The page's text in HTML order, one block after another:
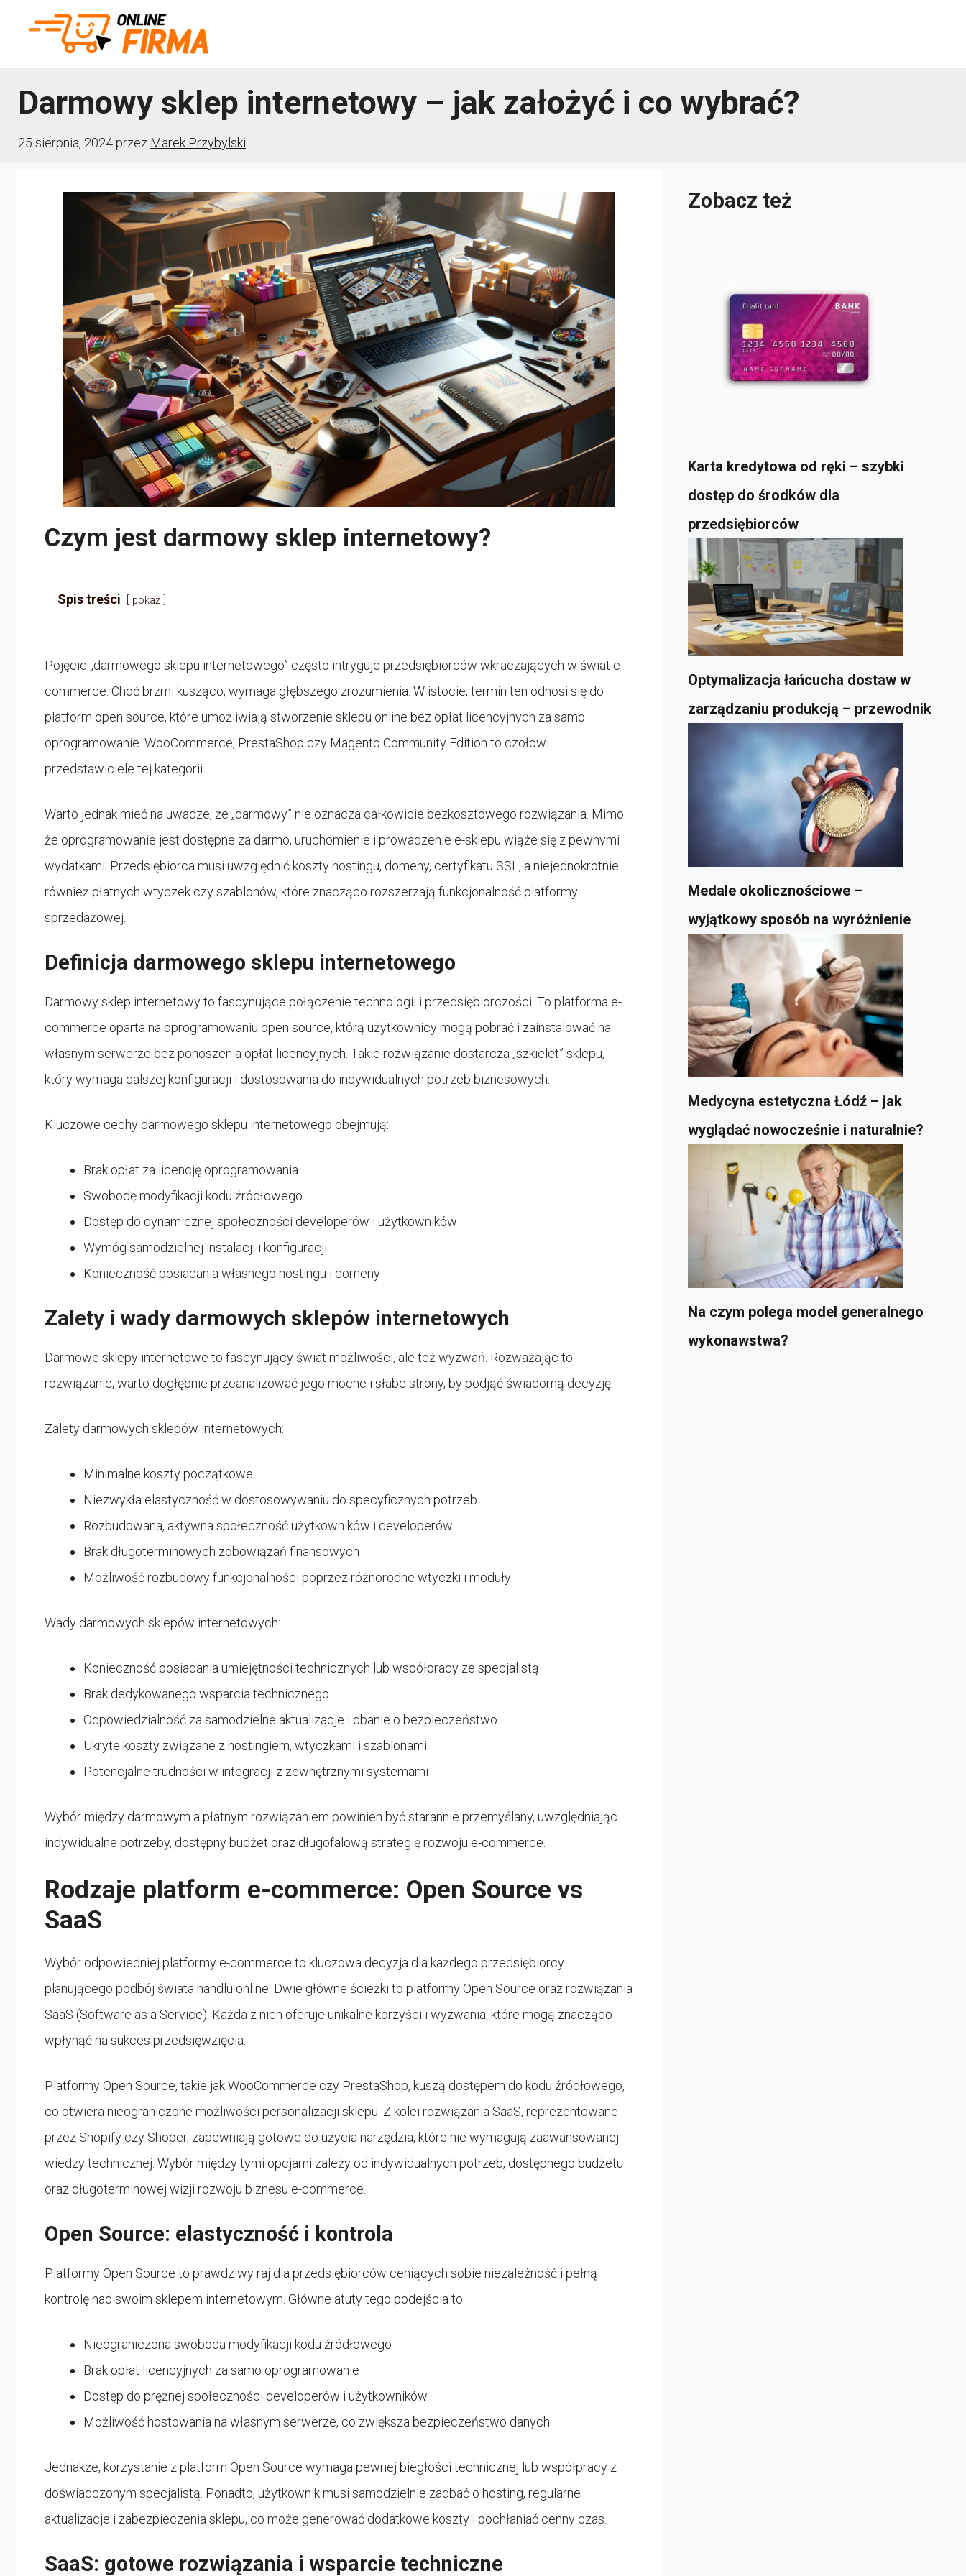
Darmowy sklep internetowy – jak założyć i co wybrać?
25 sierpnia, 2024przez Marek Przybylski
Czym jest darmowy sklep internetowy?
Spis treści pokaż
Pojęcie „darmowego sklepu internetowego” często intryguje przedsiębiorców wkraczających w świat e-
commerce. Choć brzmi kusząco, wymaga głębszego zrozumienia. W istocie, termin ten odnosi się do
platform open source, które umożliwiają stworzenie sklepu online bez opłat licencyjnych za samo
oprogramowanie. WooCommerce, PrestaShop czy Magento Community Edition to czołowi
przedstawiciele tej kategorii.
Warto jednak mieć na uwadze, że „darmowy” nie oznacza całkowicie bezkosztowego rozwiązania. Mimo
że oprogramowanie jest dostępne za darmo, uruchomienie i prowadzenie e-sklepu wiąże się z pewnymi
wydatkami. Przedsiębiorca musi uwzględnić koszty hostingu, domeny, certyfikatu SSL, a niejednokrotnie
również płatnych wtyczek czy szablonów, które znacząco rozszerzają funkcjonalność platformy
sprzedażowej.
Definicja darmowego sklepu internetowego
Darmowy sklep internetowy to fascynujące połączenie technologii i przedsiębiorczości. To platforma e-
commerce oparta na oprogramowaniu open source, którą użytkownicy mogą pobrać i zainstalować na
własnym serwerze bez ponoszenia opłat licencyjnych. Takie rozwiązanie dostarcza „szkielet” sklepu,
który wymaga dalszej konfiguracji i dostosowania do indywidualnych potrzeb biznesowych.
Kluczowe cechy darmowego sklepu internetowego obejmują:
Brak opłat za licencję oprogramowania
Swobodę modyfikacji kodu źródłowego
Dostęp do dynamicznej społeczności developerów i użytkowników
Wymóg samodzielnej instalacji i konfiguracji
Konieczność posiadania własnego hostingu i domeny
Zalety i wady darmowych sklepów internetowych
Darmowe sklepy internetowe to fascynujący świat możliwości, ale też wyzwań. Rozważając to
rozwiązanie, warto dogłębnie przeanalizować jego mocne i słabe strony, by podjąć świadomą decyzję.
Zalety darmowych sklepów internetowych:
Minimalne koszty początkowe
Niezwykła elastyczność w dostosowywaniu do specyficznych potrzeb
Rozbudowana, aktywna społeczność użytkowników i developerów
Brak długoterminowych zobowiązań finansowych
Możliwość rozbudowy funkcjonalności poprzez różnorodne wtyczki i moduły
Wady darmowych sklepów internetowych:
Konieczność posiadania umiejętności technicznych lub współpracy ze specjalistą
Brak dedykowanego wsparcia technicznego
Odpowiedzialność za samodzielne aktualizacje i dbanie o bezpieczeństwo
Ukryte koszty związane z hostingiem, wtyczkami i szablonami
Potencjalne trudności w integracji z zewnętrznymi systemami
Wybór między darmowym a płatnym rozwiązaniem powinien być starannie przemyślany, uwzględniając
indywidualne potrzeby, dostępny budżet oraz długofalową strategię rozwoju e-commerce.
Rodzaje platform e-commerce: Open Source vs
SaaS
Wybór odpowiedniej platformy e-commerce to kluczowa decyzja dla każdego przedsiębiorcy
planującego podbój świata handlu online. Dwie główne ścieżki to platformy Open Source oraz rozwiązania
SaaS (Software as a Service). Każda z nich oferuje unikalne korzyści i wyzwania, które mogą znacząco
wpłynąć na sukces przedsięwzięcia.
Platformy Open Source, takie jak WooCommerce czy PrestaShop, kuszą dostępem do kodu źródłowego,
co otwiera nieograniczone możliwości personalizacji sklepu. Z kolei rozwiązania SaaS, reprezentowane
przez Shopify czy Shoper, zapewniają gotowe do użycia narzędzia, które nie wymagają zaawansowanej
wiedzy technicznej. Wybór między tymi opcjami zależy od indywidualnych potrzeb, dostępnego budżetu
oraz długoterminowej wizji rozwoju biznesu e-commerce.
Open Source: elastyczność i kontrola
Platformy Open Source to prawdziwy raj dla przedsiębiorców ceniących sobie niezależność i pełną
kontrolę nad swoim sklepem internetowym. Główne atuty tego podejścia to:
Nieograniczona swoboda modyfikacji kodu źródłowego
Brak opłat licencyjnych za samo oprogramowanie
Dostęp do prężnej społeczności developerów i użytkowników
Możliwość hostowania na własnym serwerze, co zwiększa bezpieczeństwo danych
Jednakże, korzystanie z platform Open Source wymaga pewnej biegłości technicznej lub współpracy z
doświadczonym specjalistą. Ponadto, użytkownik musi samodzielnie zadbać o hosting, regularne
aktualizacje i zabezpieczenia sklepu, co może generować dodatkowe koszty i pochłaniać cenny czas.
SaaS: gotowe rozwiązania i wsparcie techniczne
Zobacz też
Karta kredytowa od ręki – szybki
dostęp do środków dla
przedsiębiorców
Optymalizacja łańcucha dostaw w
zarządzaniu produkcją – przewodnik
Medale okolicznościowe –
wyjątkowy sposób na wyróżnienie
Medycyna estetyczna Łódź – jak
wyglądać nowocześnie i naturalnie?
Na czym polega model generalnego
wykonawstwa?